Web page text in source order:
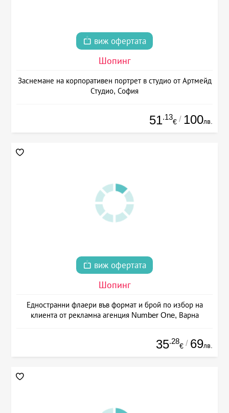
виж офертата
Шопинг
Заснемане на корпоративен портрет в студио от Артмейд
Студио, София
51.13
€ / 100лв.
виж офертата
Шопинг
Едностранни флаери във формат и брой по избор на
клиента от рекламна агенция Number One, Варна
35.28
€ / 69лв.